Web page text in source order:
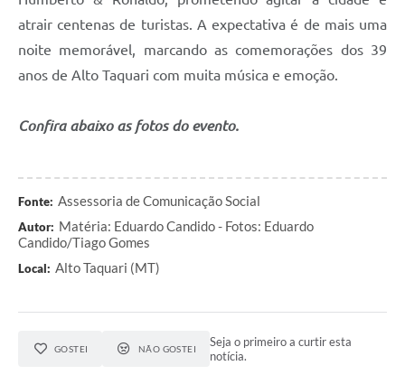
atrair centenas de turistas. A expectativa é de mais uma
noite memorável, marcando as comemorações dos 39
anos de Alto Taquari com muita música e emoção.
Confira abaixo as fotos do evento.
Fonte: Assessoria de Comunicação Social
Autor: Matéria: Eduardo Candido - Fotos: Eduardo
Candido/Tiago Gomes
Local: Alto Taquari (MT)
GOSTEI NÃO GOSTEI
Seja o primeiro a curtir esta
notícia.